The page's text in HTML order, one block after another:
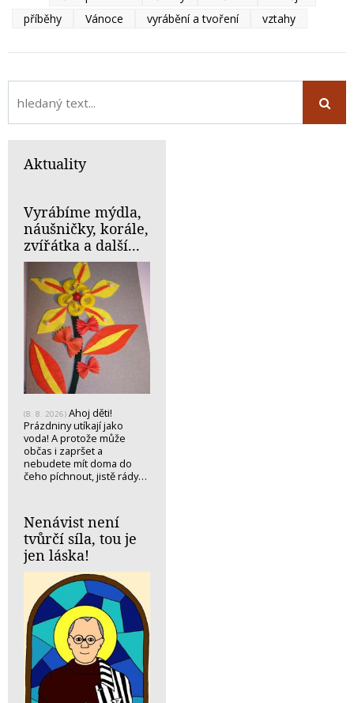
příběhy
Vánoce vyrábění a tvoření vztahy
Aktuality
Vyrábíme mýdla,
náušničky, korále,
zvířátka a další...
(8. 8. 2026) Ahoj děti!
Prázdniny utíkají jako
voda! A protože může
občas i zapršet a
nebudete mít doma do
čeho píchnout, jistě rády…
Nenávist není
tvůrčí síla, tou je
jen láska!